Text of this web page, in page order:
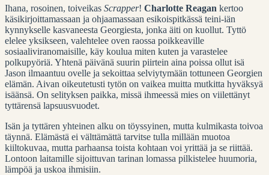
Ihana, rosoinen, toiveikas Scrapper! Charlotte Reagan kertoo
käsikirjoittamassaan ja ohjaamassaan esikoispitkässä teini-iän
kynnykselle kasvaneesta Georgiesta, jonka äiti on kuollut. Tyttö
elelee yksikseen, valehtelee oven raossa poikkeaville
sosiaaliviranomaisille, käy koulua miten kuten ja varastelee
polkupyöriä. Yhtenä päivänä suurin piirtein aina poissa ollut isä
Jason ilmaantuu ovelle ja sekoittaa selviytymään tottuneen Georgien
elämän. Aivan oikeutetusti tytön on vaikea muitta mutkitta hyväksyä
isäänsä. On selityksen paikka, missä ihmeessä mies on viilettänyt
tyttärensä lapsuusvuodet.
Isän ja tyttären yhteinen alku on töyssyinen, mutta kulmikasta toivoa
täynnä. Elämästä ei välttämättä tarvitse tulla millään muotoa
kiiltokuvaa, mutta parhaansa toista kohtaan voi yrittää ja se riittää.
Lontoon laitamille sijoittuvan tarinan lomassa pilkistelee huumoria,
lämpöä ja uskoa ihmisiin.